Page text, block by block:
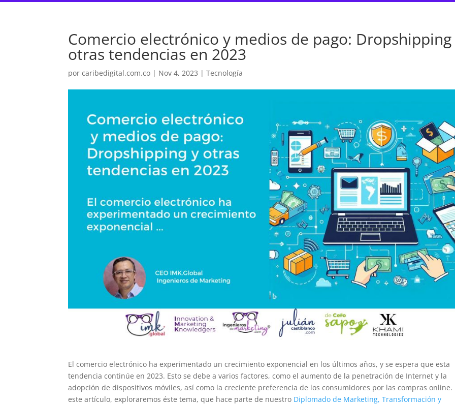
Comercio electrónico y medios de pago: Dropshipping
otras tendencias en 2023
porcaribedigital.com.co | Nov 4, 2023 |Tecnología
El comercio electrónico ha experimentado un crecimiento exponencial en los últimos años, y se espera que esta
tendencia continúe en 2023. Esto se debe a varios factores, como el aumento de la penetración de Internet y la
adopción de dispositivos móviles, así como la creciente preferencia de los consumidores por las compras online.
este artículo, exploraremos éste tema, que hace parte de nuestro Diplomado de Marketing, Transformación y